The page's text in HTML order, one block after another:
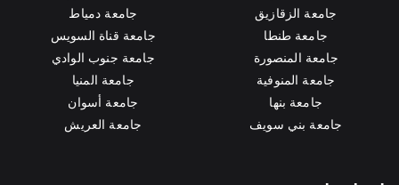
جامعة الزقازيق
جامعة طنطا
جامعة المنصورة
جامعة المنوفية
جامعة بنها
جامعة بني سويف
جامعة دمياط
جامعة قناة السويس
جامعة جنوب الوادي
جامعة المنيا
جامعة أسوان
جامعة العريش